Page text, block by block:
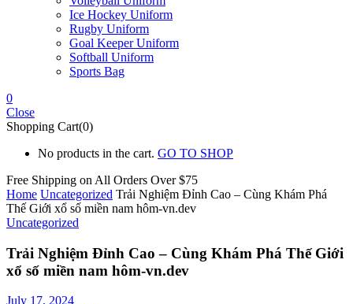
Ice Hockey Uniform
Rugby Uniform
Goal Keeper Uniform
Softball Uniform
Sports Bag
0
Close
Shopping Cart(0)
No products in the cart. GO TO SHOP
Free Shipping on All Orders Over $75
Home Uncategorized Trải Nghiệm Đỉnh Cao – Cùng Khám Phá
Thế Giới xổ số miền nam hôm-vn.dev
Uncategorized
Trải Nghiệm Đỉnh Cao – Cùng Khám Phá Thế Giới
xổ số miền nam hôm-vn.dev
July 17, 2024